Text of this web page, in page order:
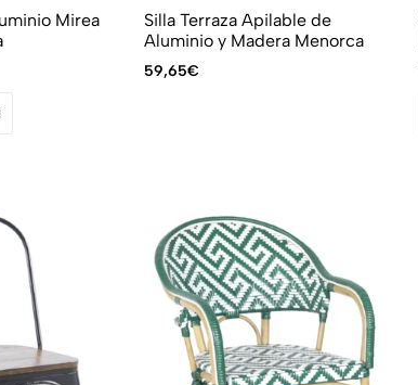
Mirea
Silla Terraza Apilable de
Aluminio y Madera Menorca
59,65€